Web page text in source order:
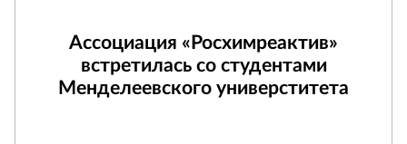
Ассоциация «Росхимреактив»
встретилась со студентами
Менделеевского универститета